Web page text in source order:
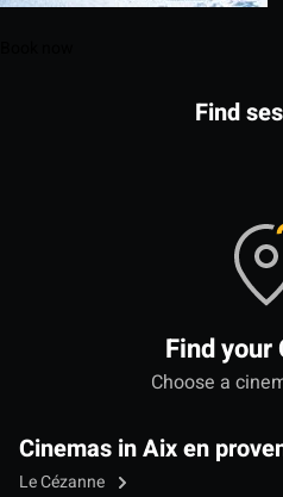
Find
Find your
Choose a
Cinemas in Aix en
Le Cézanne